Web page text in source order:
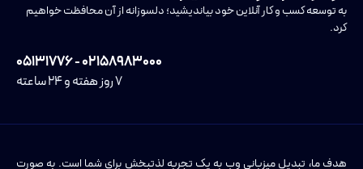
به توسعه کسب و کار آنلاین خود بیاندیشید؛ دلسوزانه از آن محافظت خواهیم
کرد.
۰۲۱۵۸۹۸۳۰۰۰ - ۰۵۱۳۱۷۷۶
۷ روز هفته و ۲۴ ساعته
هدف ما، تبدیل میزبانی وب به یک تجربه لذتبخش برای شما است. به صورت